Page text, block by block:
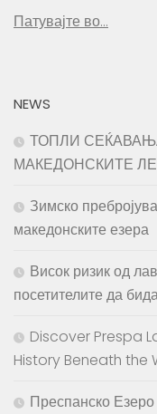
Патувајте во…
NEWS
ТОПЛИ
МАКЕДОНСКИТЕ
Зимско
македонските езера
Висок ризик од
посетителите да
Discover Prespa
History Beneath the
Преспанско